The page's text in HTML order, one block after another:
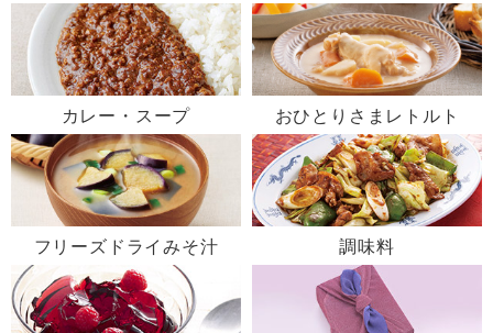
カレー・スープ おひとりさまレトルト
フリーズドライみそ汁 調味料